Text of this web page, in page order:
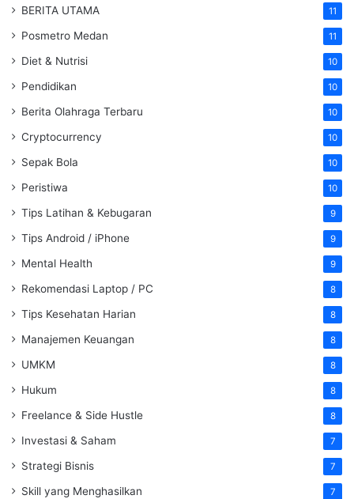
BERITA UTAMA 11
Posmetro Medan 11
Diet & Nutrisi 10
Pendidikan 10
Berita Olahraga Terbaru 10
Cryptocurrency 10
Sepak Bola 10
Peristiwa 10
Tips Latihan & Kebugaran 9
Tips Android / iPhone 9
Mental Health 9
Rekomendasi Laptop / PC 8
Tips Kesehatan Harian 8
Manajemen Keuangan 8
UMKM 8
Hukum 8
Freelance & Side Hustle 8
Investasi & Saham 7
Strategi Bisnis 7
Skill yang Menghasilkan 7